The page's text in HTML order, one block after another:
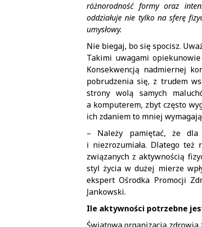
różnorodność formy oraz
oddziałuje nie tylko na sferę
umysłowy.
Nie biegaj, bo się spocisz.
Takimi uwagami
Konsekwencją nadmiernej
pobrudzenia się, z trudem
strony wolą samych
a komputerem, zbyt często
ich zdaniem to mniej
– Należy pamiętać, że dla
i niezrozumiała. Dlatego też
związanych z aktywnością
styl życia w dużej mierze
ekspert Ośrodka Promocji
Jankowski.
Ile aktywności potrzebne